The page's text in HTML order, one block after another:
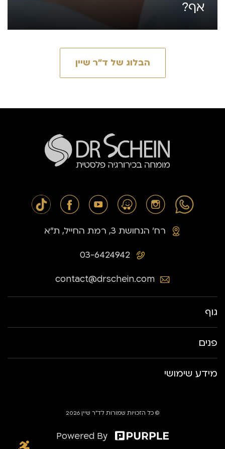
אף?
הבלוג של ד״ר שיין
03-6424942
רח׳ הנחושת 3, רמת החייל, ת״א
contact@drschein.com
גוף
פנים
מידע שימושי
© כל הזכויות שמורות לד״ר שיין 2026
Powered By